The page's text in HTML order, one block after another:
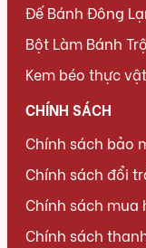
Đế Bánh Đông
Bột Làm Bánh
Kem béo thực vật
CHÍNH SÁCH
Chính sách bảo
Chính sách đổi
Chính sách mua
Chính sách